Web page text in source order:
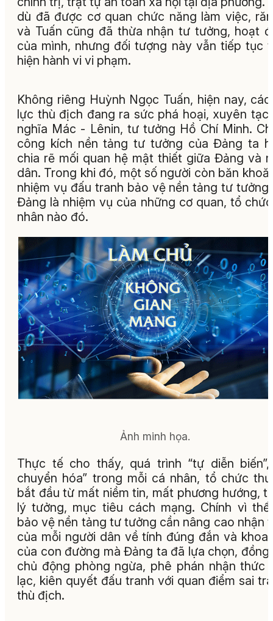
dù đã được cơ quan chức năng làm việc,
và Tuấn cũng đã thừa nhận tư tưởng, hoạt
của mình, nhưng đối tượng này vẫn tiếp tục
hiện hành vi vi phạm.
Không riêng Huỳnh Ngọc Tuấn, hiện nay,
lực thù địch đang ra sức phá hoại, xuyên tạc
nghĩa Mác - Lênin, tư tưởng Hồ Chí Minh.
công kích nền tảng tư tưởng của Đảng ta
chia rẽ mối quan hệ mật thiết giữa Đảng và
dân. Trong khi đó, một số người còn băn
nhiệm vụ đấu tranh bảo vệ nền tảng tư tưởng
Đảng là nhiệm vụ của những cơ quan, tổ
nhân nào đó.
Ảnh minh họa.
Thực tế cho thấy, quá trình “tự diễn biến”,
chuyển hóa” trong mỗi cá nhân, tổ chức
bắt đầu từ mất niềm tin, mất phương hướng,
lý tưởng, mục tiêu cách mạng. Chính vì
bảo vệ nền tảng tư tưởng cần nâng cao nhận
của mỗi người dân về tính đúng đắn và khoa
của con đường mà Đảng ta đã lựa chọn, đồng
chủ động phòng ngừa, phê phán nhận thức
lạc, kiên quyết đấu tranh với quan điểm sai
thù địch.